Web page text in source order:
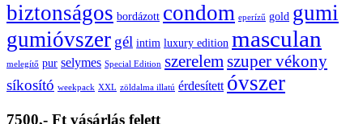
biztonságos bordázott condom eperízű gold gumi
gumióvszer gél intim luxury edition masculan
melegítő pur selymes Special Edition szerelem szuper vékony
síkosító weekpack XXL zöldalma illatú érdesített óvszer
7500,- Ft vásárlás felett